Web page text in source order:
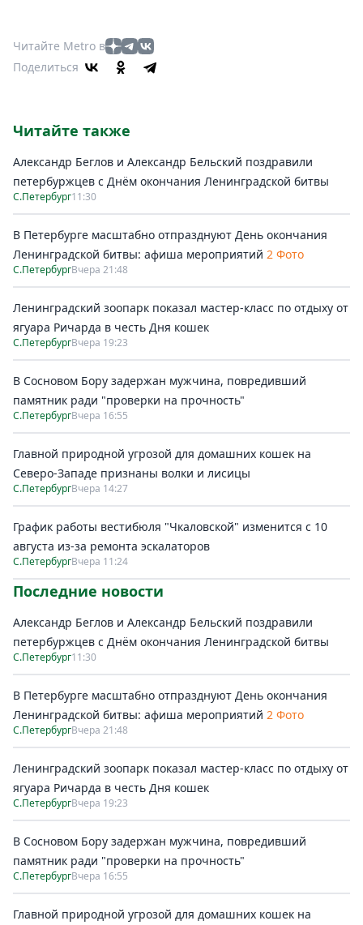
Читайте Metro в
Поделиться
Читайте также
Александр Беглов и Александр Бельский поздравили
петербуржцев с Днём окончания Ленинградской битвы
С.Петербург11:30
В Петербурге масштабно отпразднуют День окончания
Ленинградской битвы: афиша мероприятий 2 Фото
С.ПетербургВчера 21:48
Ленинградский зоопарк показал мастер-класс по отдыху от
ягуара Ричарда в честь Дня кошек
С.ПетербургВчера 19:23
В Сосновом Бору задержан мужчина, повредивший
памятник ради "проверки на прочность"
С.ПетербургВчера 16:55
Главной природной угрозой для домашних кошек на
Северо-Западе признаны волки и лисицы
С.ПетербургВчера 14:27
График работы вестибюля "Чкаловской" изменится с 10
августа из-за ремонта эскалаторов
С.ПетербургВчера 11:24
Последние новости
Александр Беглов и Александр Бельский поздравили
петербуржцев с Днём окончания Ленинградской битвы
С.Петербург11:30
В Петербурге масштабно отпразднуют День окончания
Ленинградской битвы: афиша мероприятий 2 Фото
С.ПетербургВчера 21:48
Ленинградский зоопарк показал мастер-класс по отдыху от
ягуара Ричарда в честь Дня кошек
С.ПетербургВчера 19:23
В Сосновом Бору задержан мужчина, повредивший
памятник ради "проверки на прочность"
С.ПетербургВчера 16:55
Главной природной угрозой для домашних кошек на